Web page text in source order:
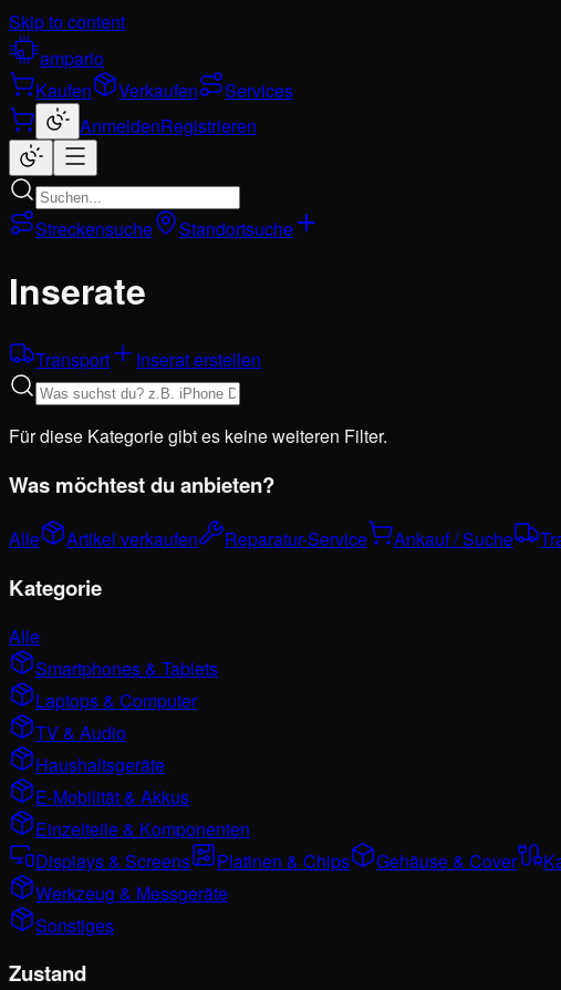
Skip to content
ampario
Kaufen
Verkaufen
Services
AnmeldenRegistrieren
Streckensuche Standortsuche
Inserate
Transport Inserat erstellen
Für diese Kategorie gibt es keine weiteren Filter.
Was möchtest du anbieten?
Alle Artikel verkaufen Reparatur-Service Ankauf / Suche
Kategorie
Alle
Smartphones & Tablets
Laptops & Computer
TV & Audio
Haushaltsgeräte
E-Mobilität & Akkus
Einzelteile & Komponenten
Displays & Screens
Platinen & Chips Gehäuse & Cover
Werkzeug & Messgeräte
Sonstiges
Zustand